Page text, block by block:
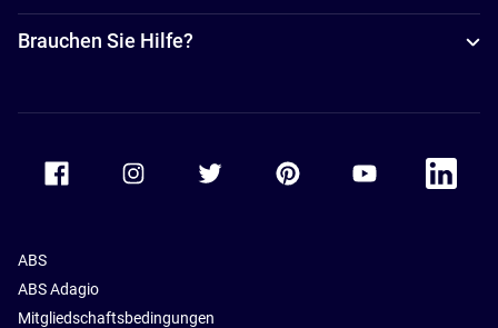
Brauchen Sie Hilfe?
Accor Facebook Accor TwitterAccor PinterestAccor Youtube
Accor
ABS
ABS Adagio
Mitgliedschaftsbedingungen